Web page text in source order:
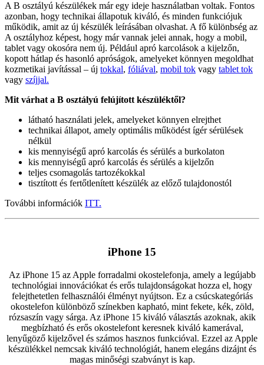
A B osztályú készülékek már egy ideje használatban voltak. Fontos
azonban, hogy technikai állapotuk kiváló, és minden funkciójuk
működik, amit az új készülék leírásában olvashat. A fő különbség az
A osztályhoz képest, hogy már vannak jelei annak, hogy a mobil,
tablet vagy okosóra nem új. Például apró karcolások a kijelzőn,
kopott hátlap és hasonló apróságok, amelyeket könnyen megoldhat
kozmetikai javítással – új tokkal, fóliával, mobil tok vagy tablet tok
vagy szíjjal.
Mit várhat a B osztályú felújított készüléktől?
látható használati jelek, amelyeket könnyen elrejthet
technikai állapot, amely optimális működést ígér sérülések
nélkül
kis mennyiségű apró karcolás és sérülés a burkolaton
kis mennyiségű apró karcolás és sérülés a kijelzőn
teljes csomagolás tartozékokkal
tisztított és fertőtlenített készülék az előző tulajdonostól
További információk ITT.
iPhone 15
Az iPhone 15 az Apple forradalmi okostelefonja, amely a legújabb
technológiai innovációkat és erős tulajdonságokat hozza el, hogy
felejthetetlen felhasználói élményt nyújtson. Ez a csúcskategóriás
okostelefon különböző színekben kapható, mint fekete, kék, zöld,
rózsaszín vagy sárga. Az iPhone 15 kiváló választás azoknak, akik
megbízható és erős okostelefont keresnek kiváló kamerával,
lenyűgöző kijelzővel és számos hasznos funkcióval. Ezzel az Apple
készülékkel nemcsak kiváló technológiát, hanem elegáns dizájnt és
magas minőségi szabványt is kap.